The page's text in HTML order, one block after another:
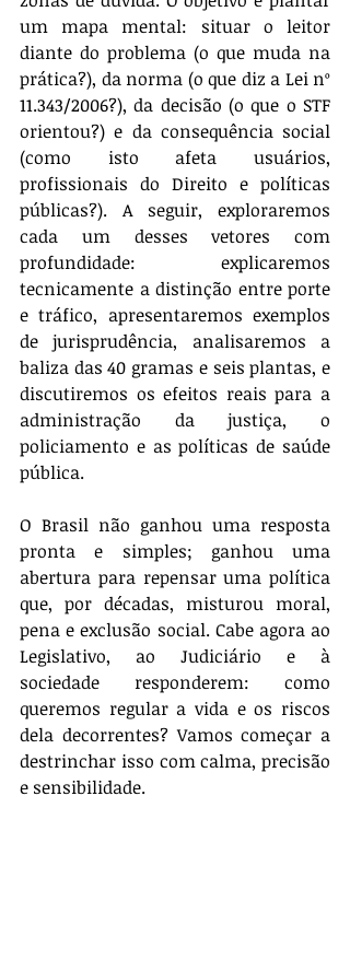
um mapa mental: situar o leitor
diante do problema (o que muda na
prática?), da norma (o que diz a Lei nº
11.343/2006?), da decisão (o que o STF
orientou?) e da consequência social
(como isto afeta usuários,
profissionais do Direito e políticas
públicas?). A seguir, exploraremos
cada um desses vetores com
profundidade: explicaremos
tecnicamente a distinção entre porte
e tráfico, apresentaremos exemplos
de jurisprudência, analisaremos a
baliza das 40 gramas e seis plantas, e
discutiremos os efeitos reais para a
administração da justiça, o
policiamento e as políticas de saúde
pública.
O Brasil não ganhou uma resposta
pronta e simples; ganhou uma
abertura para repensar uma política
que, por décadas, misturou moral,
pena e exclusão social. Cabe agora ao
Legislativo, ao Judiciário e à
sociedade responderem: como
queremos regular a vida e os riscos
dela decorrentes? Vamos começar a
destrinchar isso com calma, precisão
e sensibilidade.